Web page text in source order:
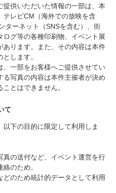
供いただいた情報の一部は、本
レビCM（海外での放映を含
ターネット（SNSを含む）、街
グ等の各種印刷物、イベント展
ります。また、その内容は本件
します。
、一部をお客様へご提供させてい
写真の内容は本件主催者が決め
とはできません。
て
下の目的に限定して利用しま
真の送付など、イベント運営を行
のため。
どのため統計的データとして利用